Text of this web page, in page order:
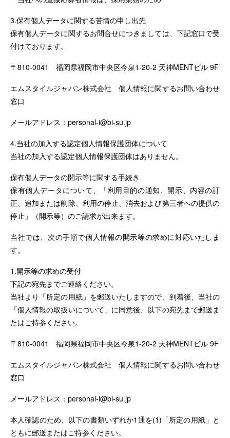
3.保有個人データに関する苦情の申し出先
保有個人データに関するお問合せにつきましては、下記窓口で受
付けております。
〒810-0041 福岡県福岡市中央区今泉1-20-2 天神MENTビル 9F
エムスタイルジャパン株式会社 個人情報に関するお問い合わせ
窓口
メールアドレス： personal-i@bi-su.jp
4.当社の加入する認定個人情報保護団体について
当社の加入する認定個人情報保護団体はありません。
保有個人データの開示等に関する手続き
保有個人データについて、「利用目的の通知、開示、内容の訂
正、追加または削除、利用の停止、消去および第三者への提供の
停止」（開示等）のご請求が出来ます。
当社では、次の手順で個人情報の開示等の求めに対応いたしま
す。
1.開示等の求めの受付
下記の宛先までご連絡ください。
当社より「所定の用紙」を郵送いたしますので、到着後、当社の
「個人情報の取扱いについて」に同意後、以下の宛先まで郵送ま
たはご持参ください。
〒810-0041 福岡県福岡市中央区今泉1-20-2 天神MENTビル 9F
エムスタイルジャパン株式会社 個人情報に関するお問い合わせ
窓口
メールアドレス： personal-i@bi-su.jp
本人確認のため、以下の書類いずれか1通を(1)「所定の用紙」と
ともに郵送またはご持参ください。